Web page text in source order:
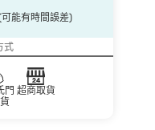
能有時間誤差)
式
門 超商取貨